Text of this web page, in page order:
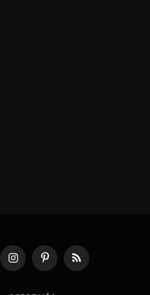
InstagramPinterestRSS